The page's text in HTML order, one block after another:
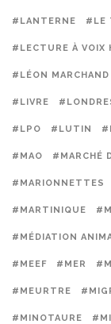
#LANTERNE #LE
#LECTURE À VOIX
#LÉON MARCHAND
#LIVRE
#LPO #LUTIN
#MAO #MARCHÉ
#MARIONNETTES
#MARTINIQUE
#MÉDIATION
#MEEF #MER
#MEURTRE
#MINOTAURE